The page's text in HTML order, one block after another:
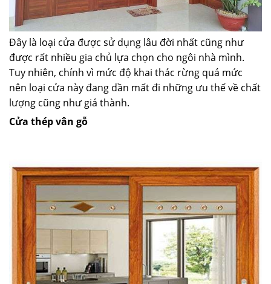
Đây là loại cửa được sử dụng lâu đời nhất cũng như
được rất nhiều gia chủ lựa chọn cho ngôi nhà mình.
Tuy nhiên, chính vì mức độ khai thác rừng quá mức
nên loại cửa này đang dần mất đi những ưu thế về chất
lượng cũng như giá thành.
Cửa thép vân gỗ